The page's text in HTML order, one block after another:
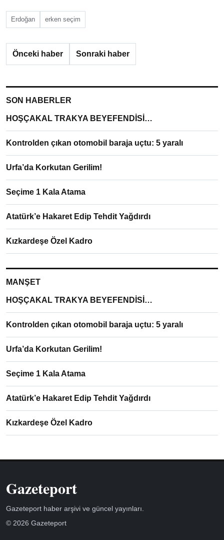
Erdoğan erken seçim
Önceki haber Sonraki haber
SON HABERLER
HOŞÇAKAL TRAKYA BEYEFENDİSİ…
Kontrolden çıkan otomobil baraja uçtu: 5 yaralı
Urfa’da Korkutan Gerilim!
Seçime 1 Kala Atama
Atatürk’e Hakaret Edip Tehdit Yağdırdı
Kızkardeşe Özel Kadro
MANŞET
HOŞÇAKAL TRAKYA BEYEFENDİSİ…
Kontrolden çıkan otomobil baraja uçtu: 5 yaralı
Urfa’da Korkutan Gerilim!
Seçime 1 Kala Atama
Atatürk’e Hakaret Edip Tehdit Yağdırdı
Kızkardeşe Özel Kadro
Gazeteport
Gazeteport haber arşivi ve güncel yayınları.
© 2026 Gazeteport